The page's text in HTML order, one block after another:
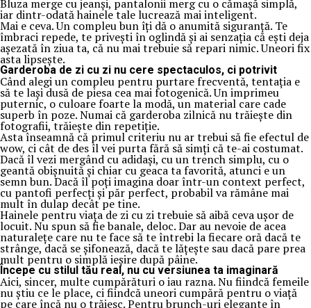
Bluza merge cu jeanși, pantalonii merg cu o cămașă simplă,
iar dintr-odată hainele tale lucrează mai inteligent.
Mai e ceva. Un compleu bun îți dă o anumită siguranță. Te
îmbraci repede, te privești în oglindă și ai senzația că ești deja
așezată în ziua ta, că nu mai trebuie să repari nimic. Uneori fix
asta lipsește.
Garderoba de zi cu zi nu cere spectaculos, ci potrivit
Când alegi un compleu pentru purtare frecventă, tentația e
să te lași dusă de piesa cea mai fotogenică. Un imprimeu
puternic, o culoare foarte la modă, un material care cade
superb în poze. Numai că garderoba zilnică nu trăiește din
fotografii, trăiește din repetiție.
Asta înseamnă că primul criteriu nu ar trebui să fie efectul de
wow, ci cât de des îl vei purta fără să simți că te-ai costumat.
Dacă îl vezi mergând cu adidași, cu un trench simplu, cu o
geantă obișnuită și chiar cu geaca ta favorită, atunci e un
semn bun. Dacă îl poți imagina doar într-un context perfect,
cu pantofi perfecți și păr perfect, probabil va rămâne mai
mult în dulap decât pe tine.
Hainele pentru viața de zi cu zi trebuie să aibă ceva ușor de
locuit. Nu spun să fie banale, deloc. Dar au nevoie de acea
naturalețe care nu te face să te întrebi la fiecare oră dacă te
strânge, dacă se șifonează, dacă te lățește sau dacă pare prea
mult pentru o simplă ieșire după pâine.
Începe cu stilul tău real, nu cu versiunea ta imaginară
Aici, sincer, multe cumpărături o iau razna. Nu fiindcă femeile
nu știu ce le place, ci fiindcă uneori cumpără pentru o viață
pe care încă nu o trăiesc. Pentru brunch-uri elegante în